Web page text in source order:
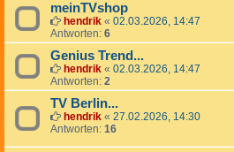
meinTVshop
hendrik « 02.03.2026, 14:47
Antworten: 6
Genius Trend...
hendrik « 02.03.2026, 14:47
Antworten: 2
TV Berlin...
hendrik « 27.02.2026, 14:30
Antworten: 16